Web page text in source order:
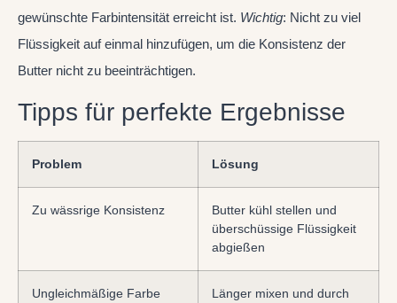
gewünschte Farbintensität erreicht ist. Wichtig: Nicht zu viel
Flüssigkeit auf einmal hinzufügen, um die Konsistenz der
Butter nicht zu beeinträchtigen.
Tipps für perfekte Ergebnisse
Problem Lösung
Zu wässrige Konsistenz
Butter kühl stellen und
überschüssige Flüssigkeit
abgießen
Ungleichmäßige Farbe
Länger mixen und durch